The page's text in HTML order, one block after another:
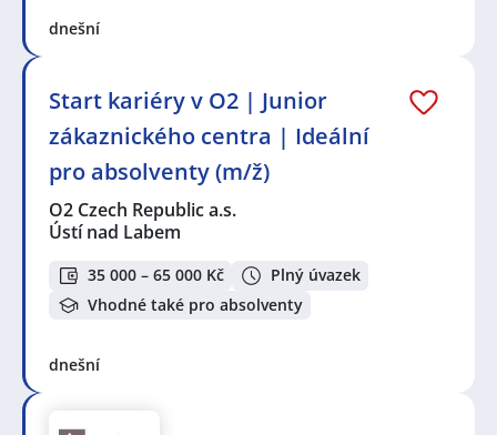
dnešní
Start kariéry v O2 | Junior
zákaznického centra | Ideální
pro absolventy (m/ž)
O2 Czech Republic a.s.
Ústí nad Labem
35 000 – 65 000 Kč
Plný úvazek
Vhodné také pro absolventy
dnešní